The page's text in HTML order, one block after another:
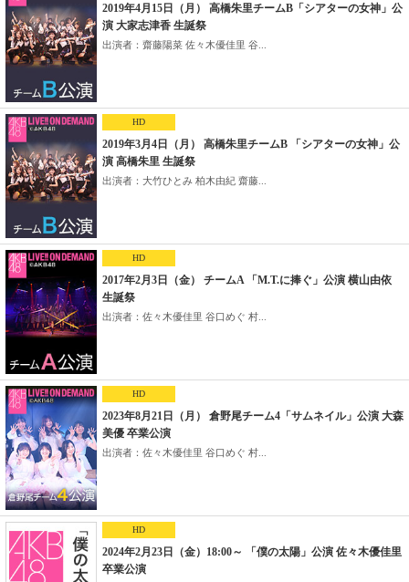
2019年4月15日（月） 高橋朱里チームB「シアターの女神」公
演 大家志津香 生誕祭
出演者：齋藤陽菜 佐々木優佳里 谷...
HD
2019年3月4日（月） 高橋朱里チームB 「シアターの女神」公
演 高橋朱里 生誕祭
出演者：大竹ひとみ 柏木由紀 齋藤...
HD
2017年2月3日（金） チームA 「M.T.に捧ぐ」公演 横山由依
生誕祭
出演者：佐々木優佳里 谷口めぐ 村...
HD
2023年8月21日（月） 倉野尾チーム4「サムネイル」公演 大森
美優 卒業公演
出演者：佐々木優佳里 谷口めぐ 村...
HD
2024年2月23日（金）18:00～ 「僕の太陽」公演 佐々木優佳里
卒業公演